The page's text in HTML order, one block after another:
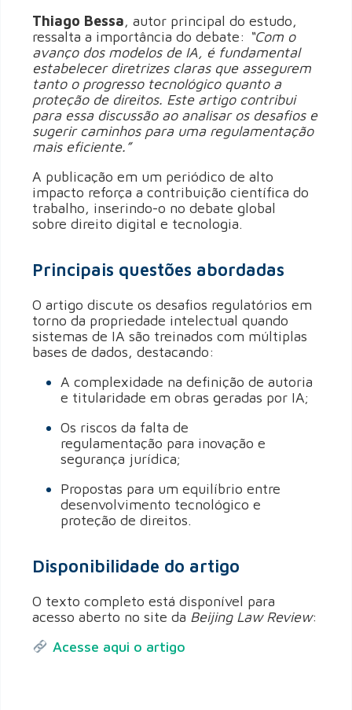
Thiago Bessa, autor principal do estudo,
ressalta a importância do debate: “Com o
avanço dos modelos de IA, é fundamental
estabelecer diretrizes claras que assegurem
tanto o progresso tecnológico quanto a
proteção de direitos. Este artigo contribui
para essa discussão ao analisar os desafios e
sugerir caminhos para uma regulamentação
mais eficiente.”
A publicação em um periódico de alto
impacto reforça a contribuição científica do
trabalho, inserindo-o no debate global
sobre direito digital e tecnologia.
Principais questões abordadas
O artigo discute os desafios regulatórios em
torno da propriedade intelectual quando
sistemas de IA são treinados com múltiplas
bases de dados, destacando:
A complexidade na definição de autoria
e titularidade em obras geradas por IA;
Os riscos da falta de
regulamentação para inovação e
segurança jurídica;
Propostas para um equilíbrio entre
desenvolvimento tecnológico e
proteção de direitos.
Disponibilidade do artigo
O texto completo está disponível para
acesso aberto no site da Beijing Law Review:
Acesse aqui o artigo